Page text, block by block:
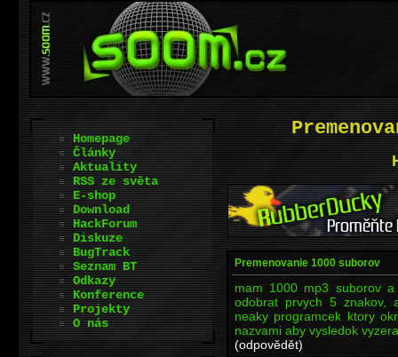
Premenovanie 1000 suborov
mam 1000 mp3 suborov
odobrat prvych 5 znakov,
neaky programcek ktory
nazvami aby vysledok
(odpovědět)
Homepage
Články
Aktuality
RSS ze světa
E-shop
Download
HackForum
Diskuze
BugTrack
Seznam BT
Odkazy
Konference
Projekty
O nás